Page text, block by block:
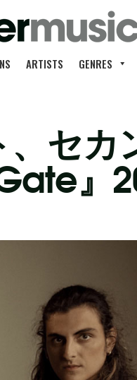
ARTISTS GENRES
セカ
』